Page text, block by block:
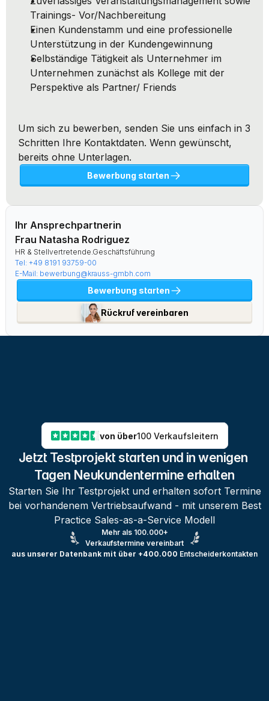
Trainings- Vor/Nachbereitung
Einen Kundenstamm und eine professionelle
Unterstützung in der Kundengewinnung
Selbständige Tätigkeit als Unternehmer im
Unternehmen zunächst als Kollege mit der
Perspektive als Partner/ Friends
Um sich zu bewerben, senden Sie uns einfach in 3
Schritten Ihre Kontaktdaten. Wenn gewünscht,
bereits ohne Unterlagen.
Bewerbung starten
Ihr Ansprechpartnerin
Frau Natasha Rodriguez
HR & Stellvertretende.Geschäftsführung
Tel: +49 8191 93759-00
E-Mail: bewerbung@krauss-gmbh.com
Bewerbung starten
Rückruf vereinbaren
von über100 Verkaufsleitern
Jetzt Testprojekt starten und in wenigen
Tagen Neukundentermine erhalten
Starten Sie Ihr Testprojekt und erhalten sofort Termine
bei vorhandenem Vertriebsaufwand - mit unserem Best
Practice Sales-as-a-Service Modell
Mehr als 100.000+
Verkaufstermine vereinbart
aus unserer Datenbank mit über +400.000 Entscheiderkontakten